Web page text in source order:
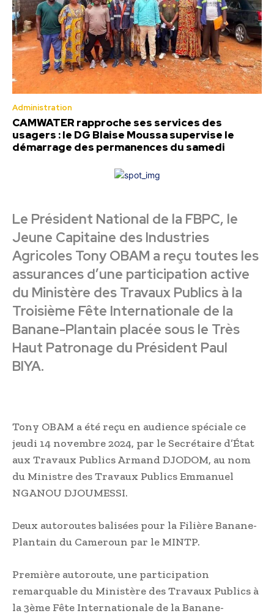
Administration
CAMWATER rapproche ses services des
usagers : le DG Blaise Moussa supervise le
démarrage des permanences du samedi
Le Président National de la FBPC, le
Jeune Capitaine des Industries
Agricoles Tony OBAM a reçu toutes les
assurances d’une participation active
du Ministère des Travaux Publics à la
Troisième Fête Internationale de la
Banane-Plantain placée sous le Très
Haut Patronage du Président Paul
BIYA.
Tony OBAM a été reçu en audience spéciale ce
jeudi 14 novembre 2024, par le Secrétaire d’État
aux Travaux Publics Armand DJODOM, au nom
du Ministre des Travaux Publics Emmanuel
NGANOU DJOUMESSI.
Deux autoroutes balisées pour la Filière Banane-
Plantain du Cameroun par le MINTP.
Première autoroute, une participation
remarquable du Ministère des Travaux Publics à
la 3ème Fête Internationale de la Banane-